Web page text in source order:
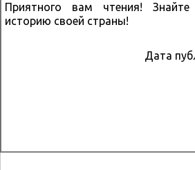
Приятного вам чтения!
историю своей страны!
Дата